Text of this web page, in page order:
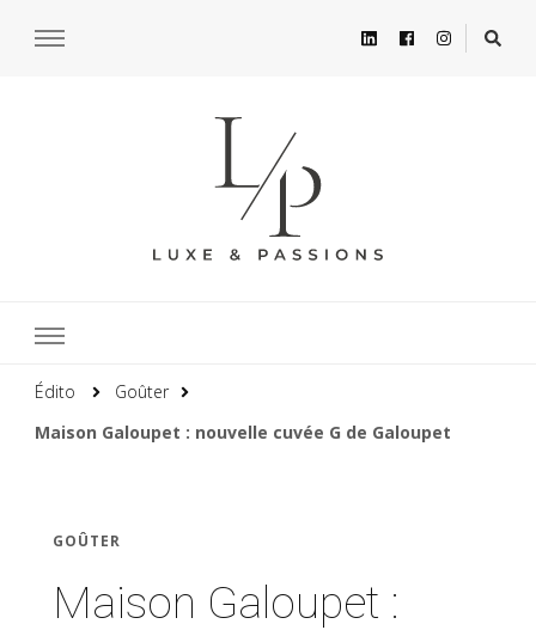
Édito
Goûter
Maison Galoupet : nouvelle cuvée G de Galoupet
GOÛTER
Maison Galoupet :